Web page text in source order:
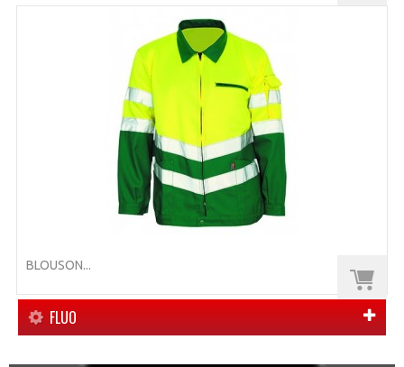
BLOUSON...
FLUO